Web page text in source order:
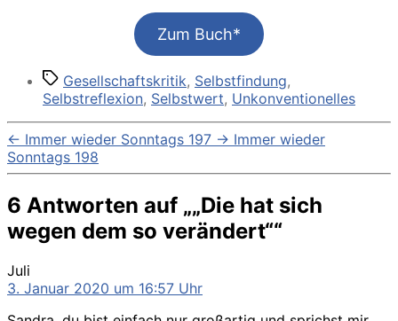
Zum Buch*
Schlagwörter
Gesellschaftskritik, Selbstfindung,
Selbstreflexion, Selbstwert, Unkonventionelles
← Immer wieder Sonntags 197 → Immer wieder
Sonntags 198
6 Antworten auf „„Die hat sich
wegen dem so verändert““
Juli
3. Januar 2020 um 16:57 Uhr